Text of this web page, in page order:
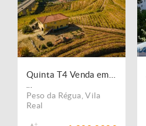
Peso da Régua ,Vila
Real